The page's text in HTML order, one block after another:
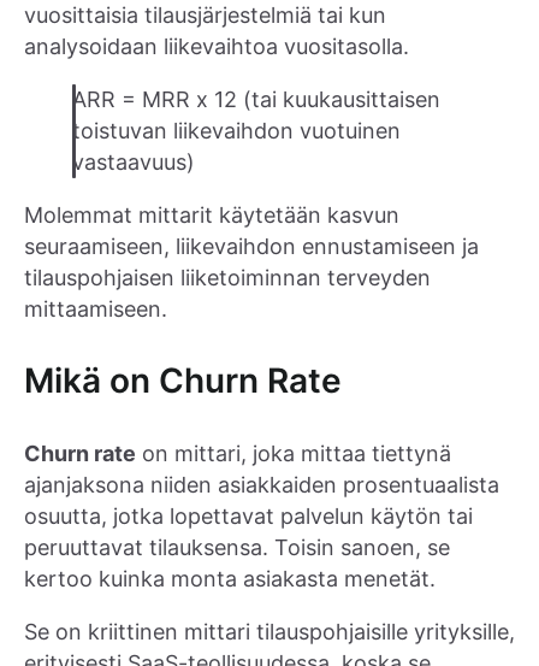
vuosittaisia tilausjärjestelmiä tai kun
analysoidaan liikevaihtoa vuositasolla.
ARR = MRR x 12 (tai kuukausittaisen
toistuvan liikevaihdon vuotuinen
vastaavuus)
Molemmat mittarit käytetään kasvun
seuraamiseen, liikevaihdon ennustamiseen ja
tilauspohjaisen liiketoiminnan terveyden
mittaamiseen.
Mikä on Churn Rate
Churn rate on mittari, joka mittaa tiettynä
ajanjaksona niiden asiakkaiden prosentuaalista
osuutta, jotka lopettavat palvelun käytön tai
peruuttavat tilauksensa. Toisin sanoen, se
kertoo kuinka monta asiakasta menetät.
Se on kriittinen mittari tilauspohjaisille yrityksille,